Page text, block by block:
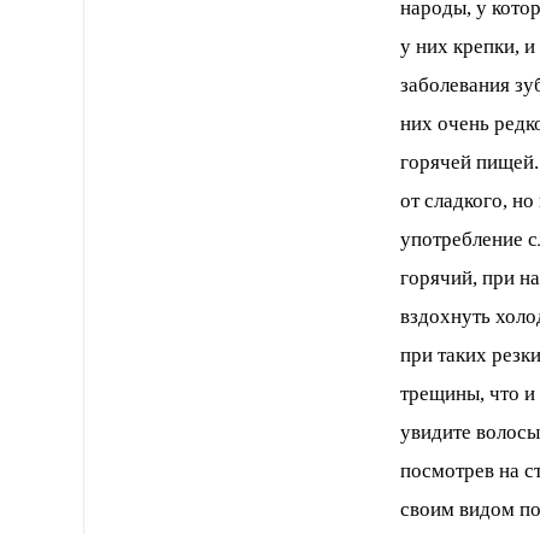
народы, у
у них крепки,
заболевания
них очень
горячей
от сладкого,
употребление
горячий, при
вздохнуть
при таких
трещины, что и
увидите
посмотрев на
своим видом